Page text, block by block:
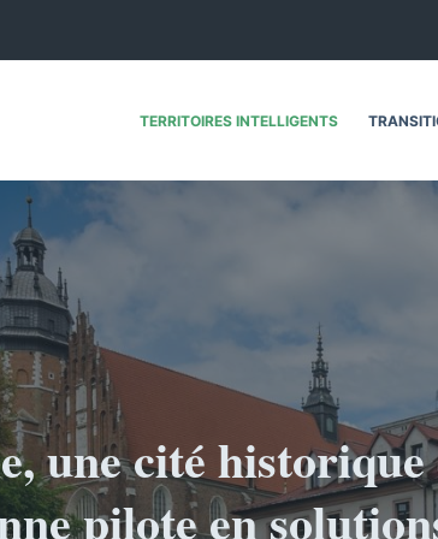
TERRITOIRES INTELLIGENTS
une cité
pilote en